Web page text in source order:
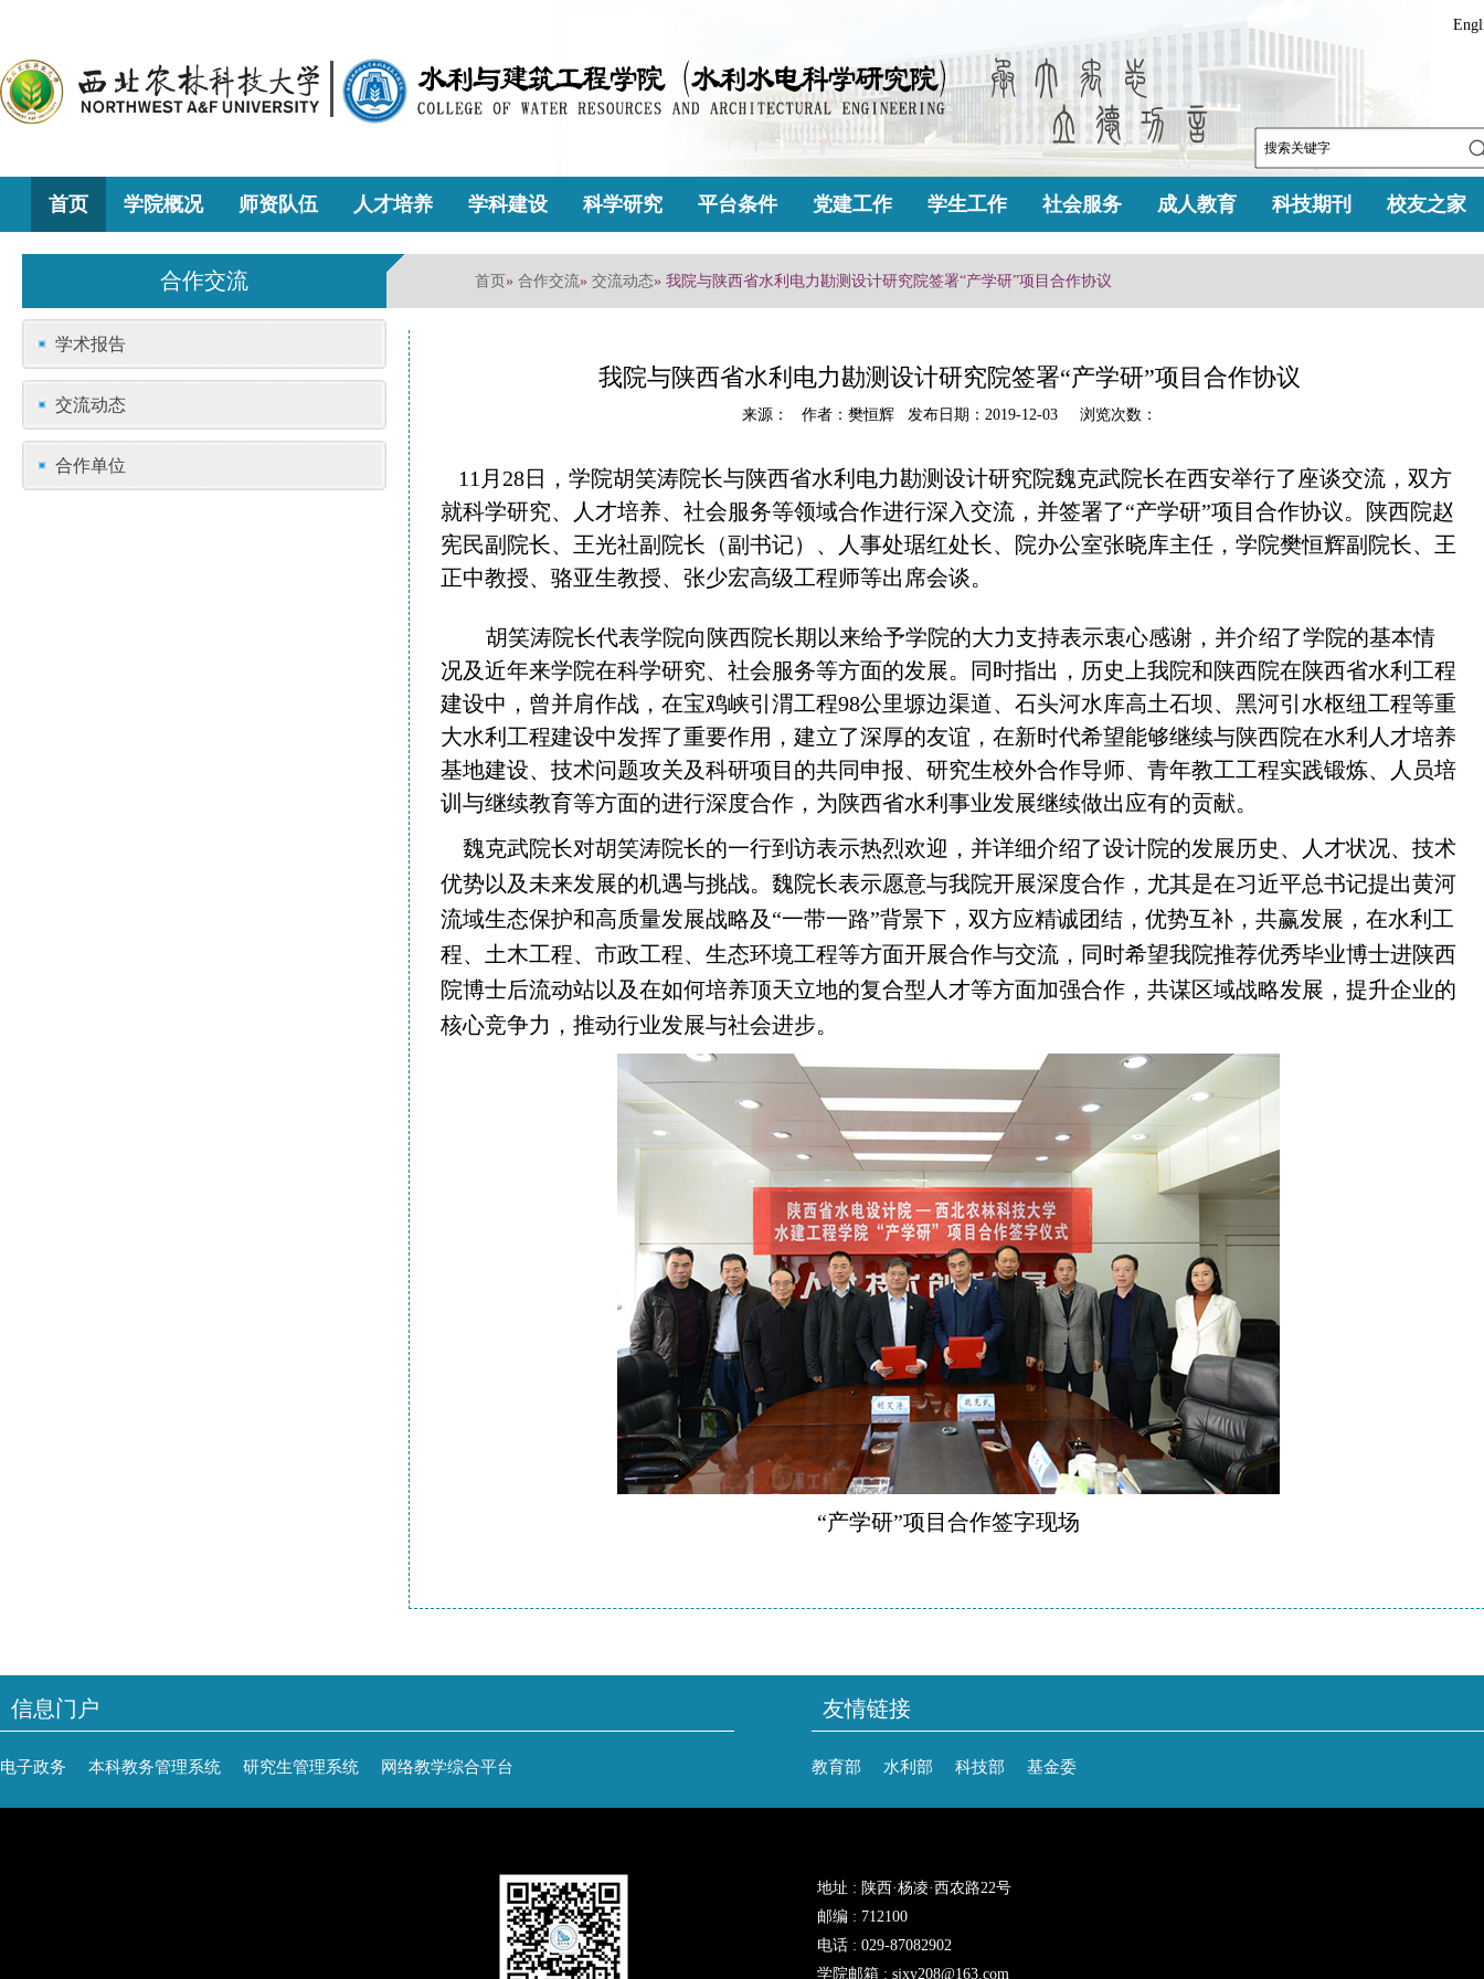
首页 学院概况 师资队伍 人才培养 学科建设 科学研究 平台条件 党建工作 学生工作 社会服务 成人教育 科技期刊 校友之家
合作交流 首页 » 合作交流» 交流动态» 我院与陕西省水利电力勘测设计研究院签署“产学研”项目合作协议
学术报告
交流动态
合作单位
我院与陕西省水利电力勘测设计研究院签署“产学研”项目合作协议
来源： 作者：樊恒辉 发布日期：2019-12-03 浏览次数：
11月28日，学院胡笑涛院长与陕西省水利电力勘测设计研究院魏克武院长在西安举行了座谈交流，双方
就科学研究、人才培养、社会服务等领域合作进行深入交流，并签署了“产学研”项目合作协议。陕西院赵
宪民副院长、王光社副院长（副书记）、人事处琚红处长、院办公室张晓库主任，学院樊恒辉副院长、王
正中教授、骆亚生教授、张少宏高级工程师等出席会谈。
胡笑涛院长代表学院向陕西院长期以来给予学院的大力支持表示衷心感谢，并介绍了学院的基本情
况及近年来学院在科学研究、社会服务等方面的发展。同时指出，历史上我院和陕西院在陕西省水利工程
建设中，曾并肩作战，在宝鸡峡引渭工程98公里塬边渠道、石头河水库高土石坝、黑河引水枢纽工程等重
大水利工程建设中发挥了重要作用，建立了深厚的友谊，在新时代希望能够继续与陕西院在水利人才培养
基地建设、技术问题攻关及科研项目的共同申报、研究生校外合作导师、青年教工工程实践锻炼、人员培
训与继续教育等方面的进行深度合作，为陕西省水利事业发展继续做出应有的贡献。
魏克武院长对胡笑涛院长的一行到访表示热烈欢迎，并详细介绍了设计院的发展历史、人才状况、技术
优势以及未来发展的机遇与挑战。魏院长表示愿意与我院开展深度合作，尤其是在习近平总书记提出黄河
流域生态保护和高质量发展战略及“一带一路”背景下，双方应精诚团结，优势互补，共赢发展，在水利工
程、土木工程、市政工程、生态环境工程等方面开展合作与交流，同时希望我院推荐优秀毕业博士进陕西
院博士后流动站以及在如何培养顶天立地的复合型人才等方面加强合作，共谋区域战略发展，提升企业的
核心竞争力，推动行业发展与社会进步。
“产学研”项目合作签字现场
信息门户
电子政务 本科教务管理系统 研究生管理系统 网络教学综合平台
友情链接
教育部 水利部 科技部 基金委
地址 : 陕西·杨凌·西农路22号
邮编 : 712100
电话 : 029-87082902
学院邮箱 : sjxy208@163.com